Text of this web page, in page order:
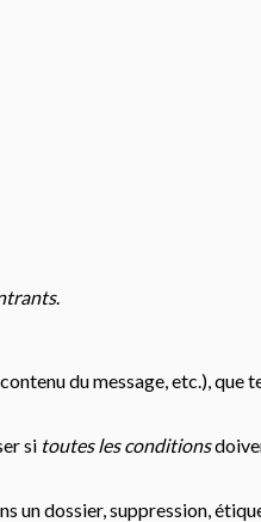
.
du message, etc.),
si toutes les conditions
un dossier, suppression,